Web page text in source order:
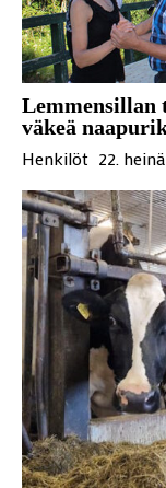
Lemmensillan
väkeä
Henkilöt 22.